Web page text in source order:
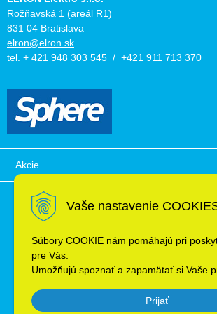
Vaše nastavenie
Súbory COOKIE nám pomáhajú pri
pre Vás.
Umožňujú spoznať a zapamätať si Vaše
Prijať
Rožňavská 1 (areál R1)
831 04 Bratislava
elron@elron.sk
tel. + 421 948 303 545 / +421 911 713 370
Akcie
Obchodné podmienky
Ochrana osobných údajov